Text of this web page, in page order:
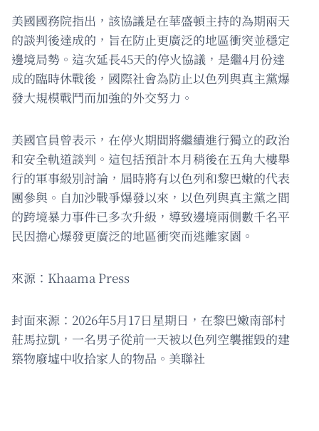
美國國務院指出，該協議是在華盛頓主持的為期兩天
的談判後達成的，旨在防止更廣泛的地區衝突並穩定
邊境局勢。這次延長45天的停火協議，是繼4月份達
成的臨時休戰後，國際社會為防止以色列與真主黨爆
發大規模戰鬥而加強的外交努力。
美國官員曾表示，在停火期間將繼續進行獨立的政治
和安全軌道談判。這包括預計本月稍後在五角大樓舉
行的軍事級別討論，屆時將有以色列和黎巴嫩的代表
團參與。自加沙戰爭爆發以來，以色列與真主黨之間
的跨境暴力事件已多次升級，導致邊境兩側數千名平
民因擔心爆發更廣泛的地區衝突而逃離家園。
來源：Khaama Press
封面來源：2026年5月17日星期日，在黎巴嫩南部村
莊馬拉凱，一名男子從前一天被以色列空襲摧毀的建
築物廢墟中收拾家人的物品。美聯社